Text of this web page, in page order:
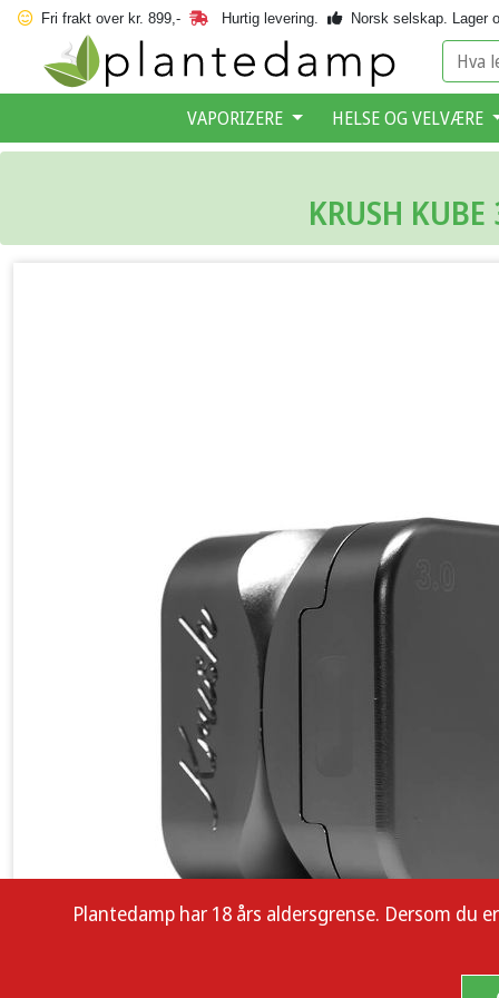
Fri frakt over kr. 899,- Hurtig levering. Norsk selskap. Lager
VAPORIZERE HELSE OG VELVÆRE
KRUSH
Plantedamp har 18 års aldersgrense. Dersom du